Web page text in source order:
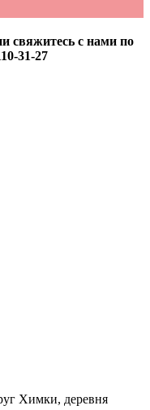
свяжитесь с нами по
31-27
Химки, деревня